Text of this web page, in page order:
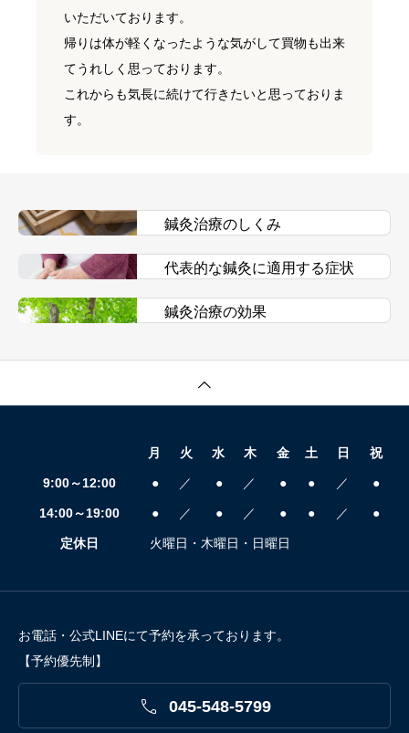
いただいております。
帰りは体が軽くなったような気がして買物も出来
てうれしく思っております。
これからも気長に続けて行きたいと思っておりま
す。
鍼灸治療のしくみ
代表的な鍼灸に適用する症状
鍼灸治療の効果
月 火 水 木 金 土 日 祝
9:00～12:00 ● ／ ● ／ ● ● ／ ●
14:00～19:00 ● ／ ● ／ ● ● ／ ●
定休日 火曜日・木曜日・日曜日
お電話・公式LINEにて予約を承っております。
【予約優先制】
 045-548-5799